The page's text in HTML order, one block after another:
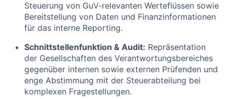
Steuerung von GuV-relevanten Werteflüssen sowie
Bereitstellung von Daten und Finanzinformationen
für das interne Reporting.
Schnittstellenfunktion & Audit: Repräsentation
der Gesellschaften des Verantwortungsbereiches
gegenüber internen sowie externen Prüfenden und
enge Abstimmung mit der Steuerabteilung bei
komplexen Fragestellungen.